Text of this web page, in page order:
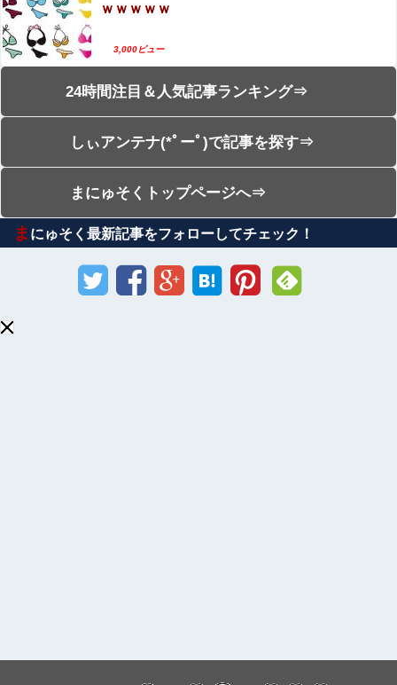
ｗｗｗｗｗ
3,000ビュー
24時間注目＆人気記事ランキング⇒
しぃアンテナ(*ﾟーﾟ)で記事を探す⇒
まにゅそくトップページへ⇒
ま にゅそく最新記事をフォローしてチェック！